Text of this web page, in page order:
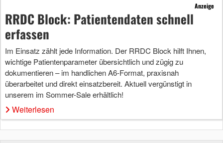
Anzeige
RRDC Block: Patientendaten schnell
erfassen
Im Einsatz zählt jede Information. Der RRDC Block hilft Ihnen,
wichtige Patientenparameter übersichtlich und zügig zu
dokumentieren – im handlichen A6-Format, praxisnah
überarbeitet und direkt einsatzbereit. Aktuell vergünstigt in
unserem im Sommer-Sale erhältlich!
Weiterlesen